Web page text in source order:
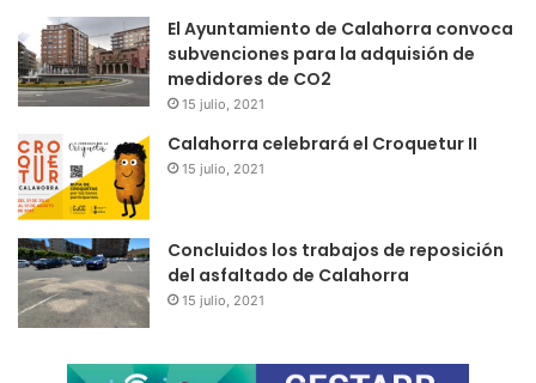
El Ayuntamiento de Calahorra convoca
subvenciones para la adquisión de
medidores de CO2
15 julio, 2021
Calahorra celebrará el Croquetur II
15 julio, 2021
Concluidos los trabajos de reposición
del asfaltado de Calahorra
15 julio, 2021